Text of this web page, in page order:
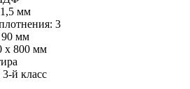
мм
3
90 мм
x 800 мм
3-й класс